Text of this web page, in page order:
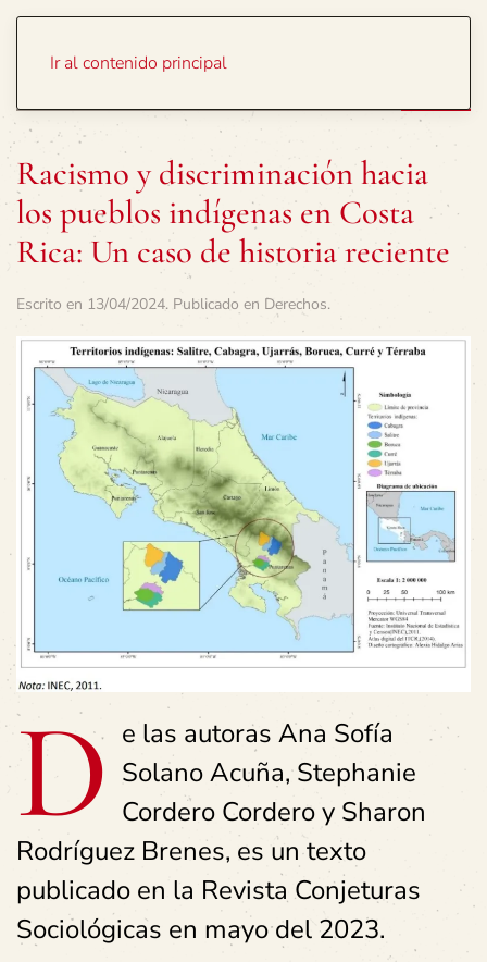
Ir al contenido principal
Racismo y discriminación hacia
los pueblos indígenas en Costa
Rica: Un caso de historia reciente
Escrito en 13/04/2024. Publicado en Derechos.
D e las autoras Ana Sofía
Solano Acuña, Stephanie
Cordero Cordero y Sharon
Rodríguez Brenes, es un texto
publicado en la Revista Conjeturas
Sociológicas en mayo del 2023.